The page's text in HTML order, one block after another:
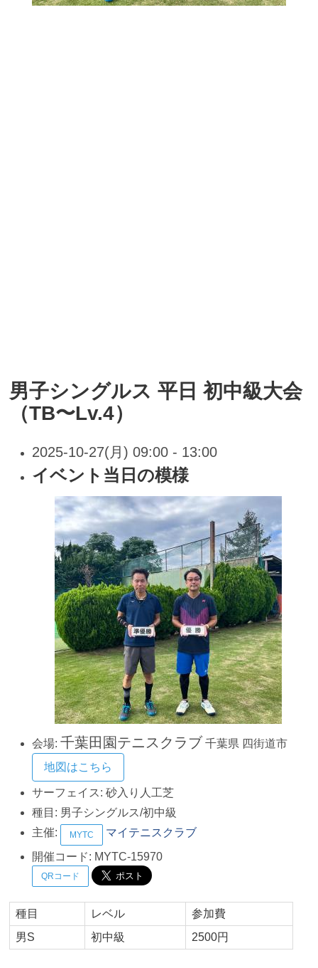
男子シングルス 平日 初中級大会
（TB〜Lv.4）
2025-10-27(月) 09:00 - 13:00
イベント当日の模様
会場: 千葉田園テニスクラブ 千葉県 四街道市
地図はこちら
サーフェイス: 砂入り人工芝
種目: 男子シングルス/初中級
主催:
MYTC
マイテニスクラブ
開催コード: MYTC-15970
QRコード
種目 レベル
参加費
男S
初中級 2500円